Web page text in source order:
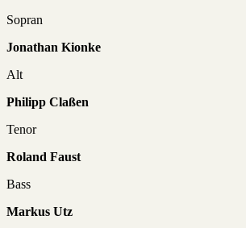
Sopran
Jonathan Kionke
Alt
Philipp Claßen
Tenor
Roland Faust
Bass
Markus Utz